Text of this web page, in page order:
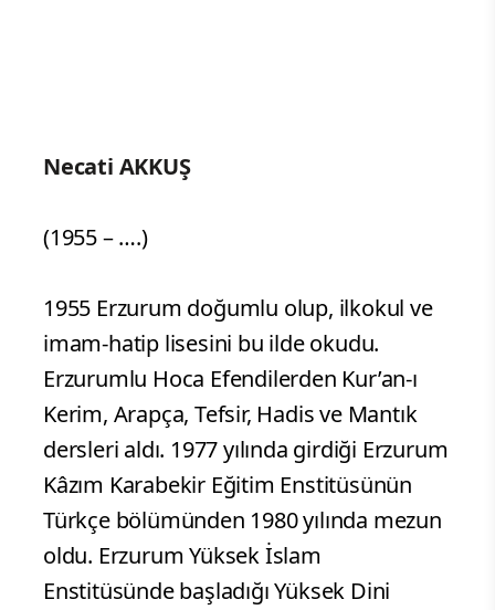
Necati AKKUŞ
(1955 – ….)
1955 Erzurum doğumlu olup, ilkokul ve
imam-hatip lisesini bu ilde okudu.
Erzurumlu Hoca Efendilerden Kur’an-ı
Kerim, Arapça, Tefsir, Hadis ve Mantık
dersleri aldı. 1977 yılında girdiği Erzurum
Kâzım Karabekir Eğitim Enstitüsünün
Türkçe bölümünden 1980 yılında mezun
oldu. Erzurum Yüksek İslam
Enstitüsünde başladığı Yüksek Dini